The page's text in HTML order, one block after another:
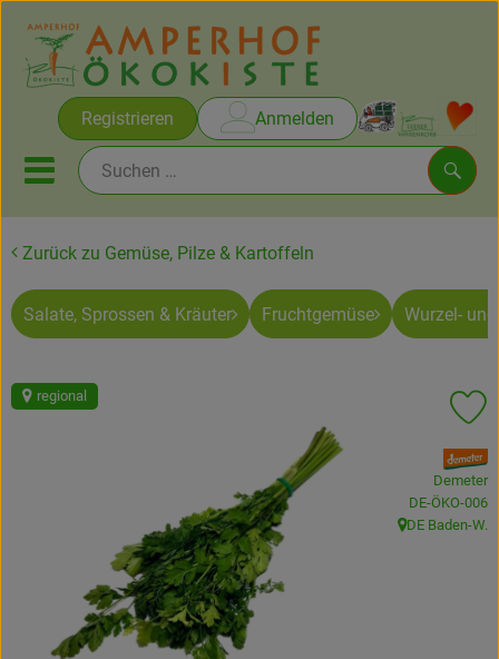
Registrieren Anmelden
Mobiles Menu öffnen oder
Rezepte
Themen
Haltbares
Zurück zu Gemüse, Pilze & Kartoffeln
Salate, Sprossen & Kräuter Fruchtgemüse Wurzel-
regional
, Verband:
Demeter
, Kontrollstelle:
DE-ÖKO-006
, Herkunft:
DE Baden-W.